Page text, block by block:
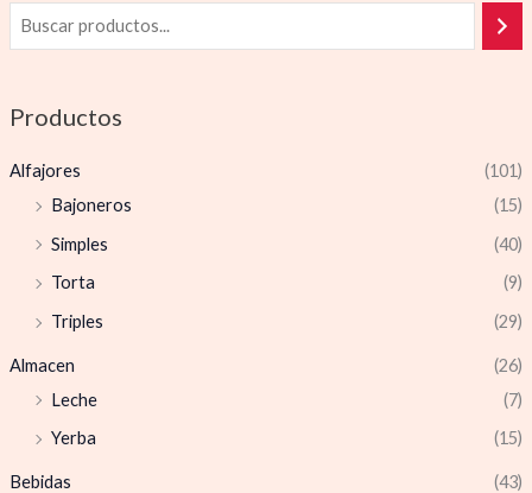
Productos
Alfajores
(101)
Bajoneros
(15)
Simples
(40)
Torta
(9)
Triples
(29)
Almacen
(26)
Leche
(7)
Yerba
(15)
Bebidas (43)